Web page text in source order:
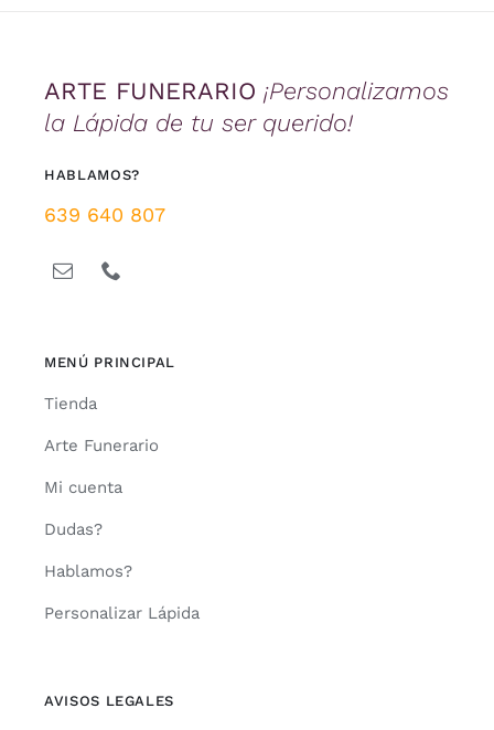
ARTE FUNERARIO ¡Personalizamos
la Lápida de tu ser querido!
HABLAMOS?
639 640 807
MENÚ PRINCIPAL
Tienda
Arte Funerario
Mi cuenta
Dudas?
Hablamos?
Personalizar Lápida
AVISOS LEGALES